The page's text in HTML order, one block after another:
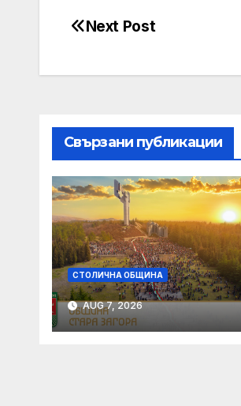
Post
Next Post
Свързани публикации
СТОЛИЧНА ОБЩИНА
AUG 7, 2026